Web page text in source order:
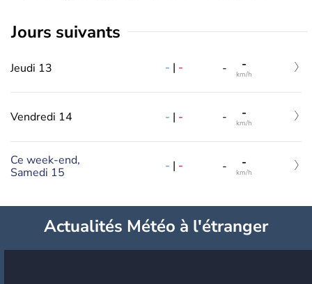
jours suivants
Jeudi 13 - | - - -
km/h
Vendredi 14 - | - - -
km/h
Ce week-end,
Samedi 15
- | - - -
km/h
Actualités Météo à l'étranger